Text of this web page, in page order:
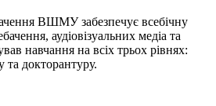
ВШМУ забезпечує всебічну
аудіовізуальних медіа та
навчання на всіх трьох рівнях:
та докторантуру.